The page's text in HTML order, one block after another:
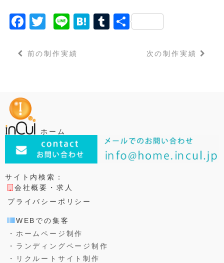
F
c
o
o
k
T
it
Li
e
H
T 共
次の制作実績
前の制作実績
ホーム
サイト内検索：
会社概要・求人
プライバシーポリシー
WEBでの集客
・ホームページ制作
・ランディングページ制作
・リクルートサイト制作